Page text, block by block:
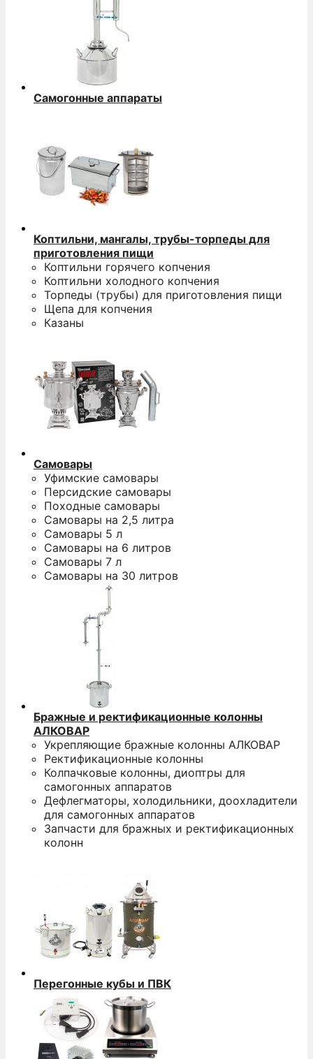
Самогонные аппараты
Коптильни, мангалы, трубы-торпеды для
приготовления пищи
Коптильни горячего копчения
Коптильни холодного копчения
Торпеды (трубы) для приготовления пищи
Щепа для копчения
Казаны
Самовары
Уфимские самовары
Персидские самовары
Походные самовары
Самовары на 2,5 литра
Самовары 5 л
Самовары на 6 литров
Самовары 7 л
Самовары на 30 литров
Бражные и ректификационные колонны
АЛКОВАР
Укрепляющие бражные колонны АЛКОВАР
Ректификационные колонны
Колпачковые колонны, диоптры для
самогонных аппаратов
Дефлегматоры, холодильники, доохладители
для самогонных аппаратов
Запчасти для бражных и ректификационных
колонн
Перегонные кубы и ПВК